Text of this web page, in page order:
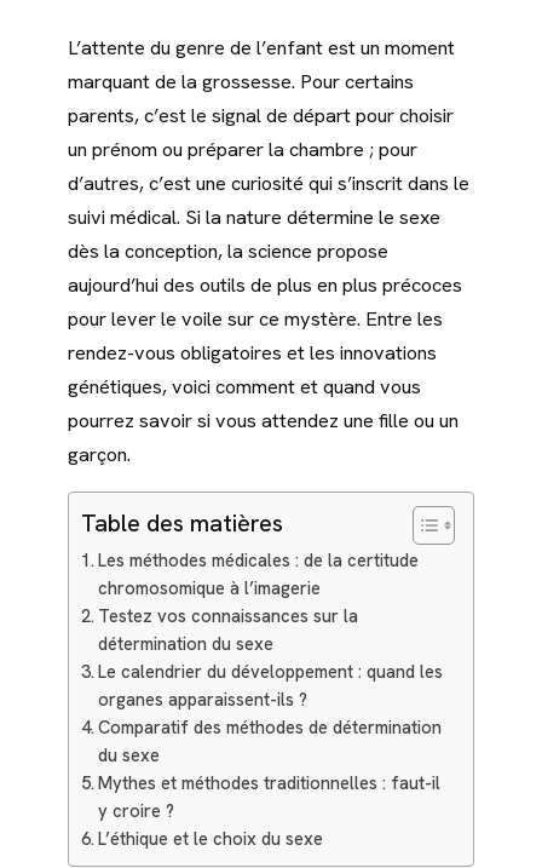
L’attente du genre de l’enfant est un moment
marquant de la grossesse. Pour certains
parents, c’est le signal de départ pour choisir
un prénom ou préparer la chambre ; pour
d’autres, c’est une curiosité qui s’inscrit dans le
suivi médical. Si la nature détermine le sexe
dès la conception, la science propose
aujourd’hui des outils de plus en plus précoces
pour lever le voile sur ce mystère. Entre les
rendez-vous obligatoires et les innovations
génétiques, voici comment et quand vous
pourrez savoir si vous attendez une fille ou un
garçon.
Table des matières
Les méthodes médicales : de la certitude
chromosomique à l’imagerie
Testez vos connaissances sur la
détermination du sexe
Le calendrier du développement : quand les
organes apparaissent-ils ?
Comparatif des méthodes de détermination
du sexe
Mythes et méthodes traditionnelles : faut-il
y croire ?
L’éthique et le choix du sexe